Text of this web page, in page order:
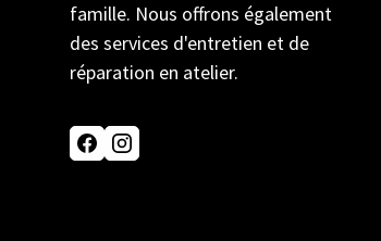
famille. Nous offrons également
des services d'entretien et de
réparation en atelier.
FacebookInstagram